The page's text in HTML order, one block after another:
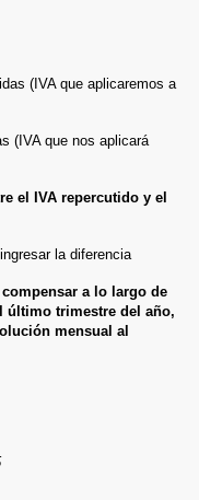
(IVA que aplicaremos a
(IVA que nos aplicará
el IVA repercutido y el
la diferencia
a lo largo de
último trimestre del año,
mensual al